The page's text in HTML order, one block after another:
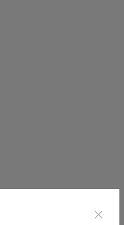
×